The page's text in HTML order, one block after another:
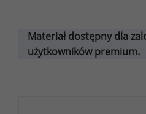
Materiał dostępny dla
użytkowników premium.